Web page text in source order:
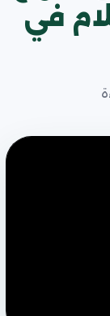
في